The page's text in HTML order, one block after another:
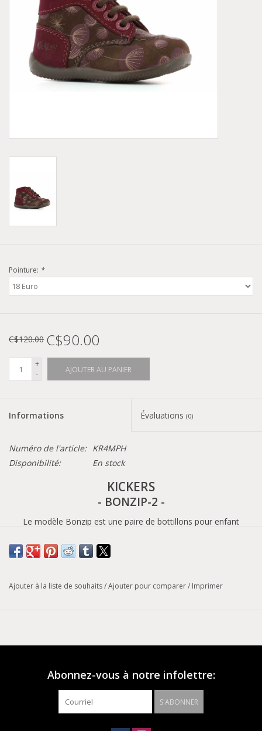
Autres marques
Vêtements
Pointure: *
C$120.00 C$90.00
+
-
AJOUTER AU PANIER
Informations Évaluations (0)
Numéro de l'article: KR4MPH
Disponibilité:
En stock
KICKERS
- BONZIP-2 -
Le modèle Bonzip est une paire de bottillons pour enfant
doublure 100% cuir. Ces bottillons possèdent une semelle
Styles: Ville
Saison: Automne/Hiver
Doublure: Cuir
Ajouter à la liste de souhaits/Ajouter pour comparer/ Imprimer
Abonnez-vous à notre infolettre:
S'ABONNER